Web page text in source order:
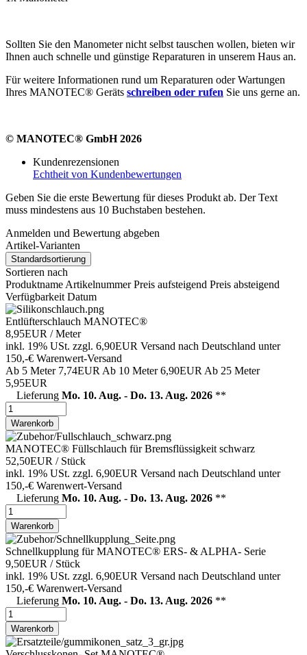
Sollten Sie den Manometer nicht selbst tauschen wollen, bieten wir
Ihnen auch schnelle und günstige Reparaturen in unserem Haus an.
Für weitere Informationen rund um Reparaturen oder Wartungen
Ihres MANOTEC® Geräts schreiben oder rufen Sie uns gerne an.
© MANOTEC® GmbH 2026
Kundenrezensionen
Echtheit von Kundenbewertungen
Geben Sie die erste Bewertung für dieses Produkt ab. Der Text
muss mindestens aus 10 Buchstaben bestehen.
Anmelden und Bewertung abgeben
Artikel-Varianten
Standardsortierung
Sortieren nach
Produktname Artikelnummer Preis aufsteigend Preis absteigend
Verfügbarkeit Datum
Entlüfterschlauch MANOTEC®
8,95EUR / Meter
inkl. 19% USt. zzgl. 6,90EUR Versand nach Deutschland unter
150,-€ Warenwert-Versand
Ab 5 Meter 7,74EUR Ab 10 Meter 6,90EUR Ab 25 Meter
5,95EUR
Lieferung Mo. 10. Aug. - Do. 13. Aug. 2026 **
Warenkorb
MANOTEC® Füllschlauch für Bremsflüssigkeit schwarz
52,50EUR / Stück
inkl. 19% USt. zzgl. 6,90EUR Versand nach Deutschland unter
150,-€ Warenwert-Versand
Lieferung Mo. 10. Aug. - Do. 13. Aug. 2026 **
Warenkorb
Schnellkupplung für MANOTEC® ERS- & ALPHA- Serie
9,50EUR / Stück
inkl. 19% USt. zzgl. 6,90EUR Versand nach Deutschland unter
150,-€ Warenwert-Versand
Lieferung Mo. 10. Aug. - Do. 13. Aug. 2026 **
Warenkorb